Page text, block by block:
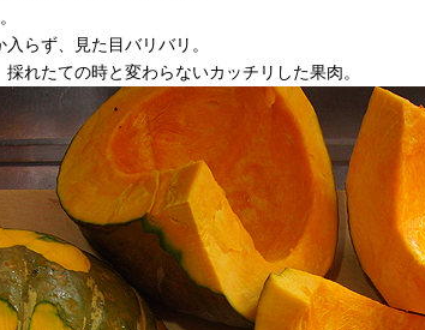
らず、見た目バリバリ。
れたての時と変わらないカッチリした果肉。